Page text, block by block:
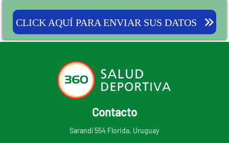
CLICK AQUÍ PARA ENVIAR SUS DATOS
Contacto
Sarandí 554 Florida, Uruguay